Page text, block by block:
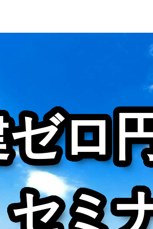
ロ
セミ